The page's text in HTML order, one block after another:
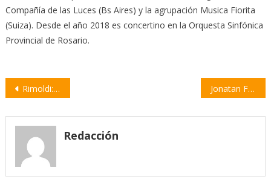
Compañía de las Luces (Bs Aires) y la agrupación Musica Fiorita
(Suiza). Desde el año 2018 es concertino en la Orquesta Sinfónica
Provincial de Rosario.
Navegación
entradas
Rimoldi: “El Ejército no está preparado para actuar en Rosario” Jonatan Febre y Julieta Gómez ganaron en la Sede Pavón del Festival Pre Diamante
Redacción